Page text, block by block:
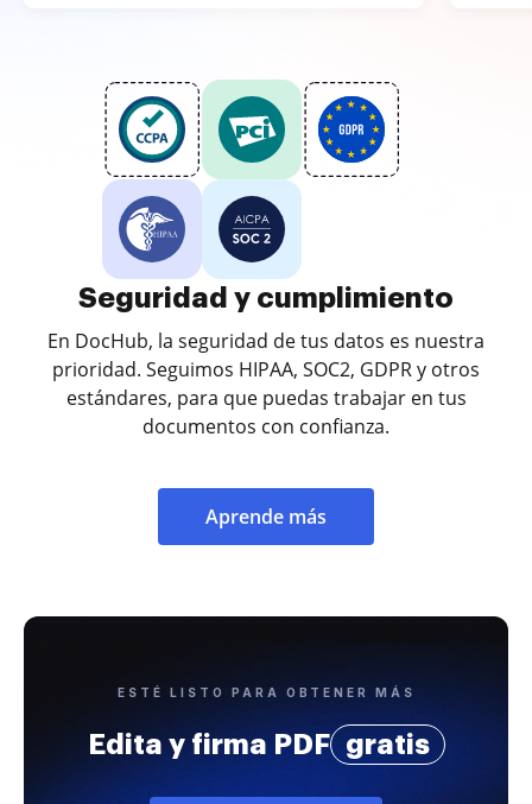
Seguridad y cumplimiento
En DocHub, la seguridad de tus datos es nuestra
prioridad. Seguimos HIPAA, SOC2, GDPR y otros
estándares, para que puedas trabajar en tus
documentos con confianza.
Aprende más
ESTÉ LISTO PARA OBTENER MÁS
Edita y firma PDF gratis